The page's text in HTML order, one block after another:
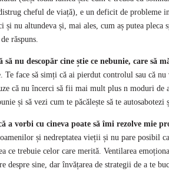
cheful de viață), e un deficit de probleme
și nu altundeva și, mai ales, cum aș putea
răspuns.
nu descopăr cine știe ce nebunie, care să
Te face să simți că ai pierdut controlul sau că
că nu încerci să fii mai mult plus n moduri
și să vezi cum te păcălește să te autosabotezi
a vorbi cu cineva poate să îmi rezolve mie
și nedreptatea vieții și nu pare posibil
ce trebuie celor care merită. Ventilarea
despre sine, dar învățarea de strategii de a te